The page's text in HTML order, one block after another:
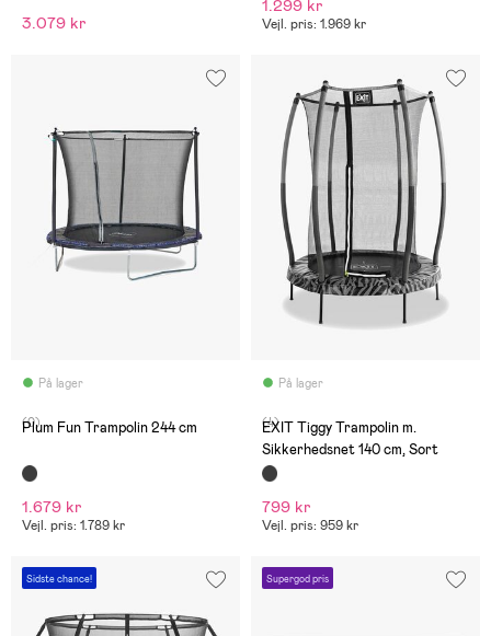
3.079 kr
1.299 kr
Vejl. pris: 1.969 kr
På lager
(0)
Plum Fun Trampolin 244 cm
1.679 kr
Vejl. pris: 1.789 kr
På lager
(4)
EXIT Tiggy Trampolin m.
Sikkerhedsnet 140 cm, Sort
799 kr
Vejl. pris: 959 kr
Sidste chance! Supergod pris